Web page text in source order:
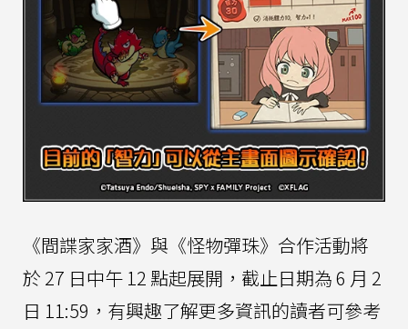
《間諜家家酒》與《怪物彈珠》合作活動將
於 27 日中午 12 點起展開，截止日期為 6 月 2
日 11:59，有興趣了解更多資訊的讀者可參考